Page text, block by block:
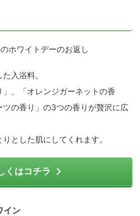
入浴料。
」、「オレンジガーネットの香
ツの香り」の3つの香りが贅沢に広
とした肌にしてくれます。
くはコチラ
イン